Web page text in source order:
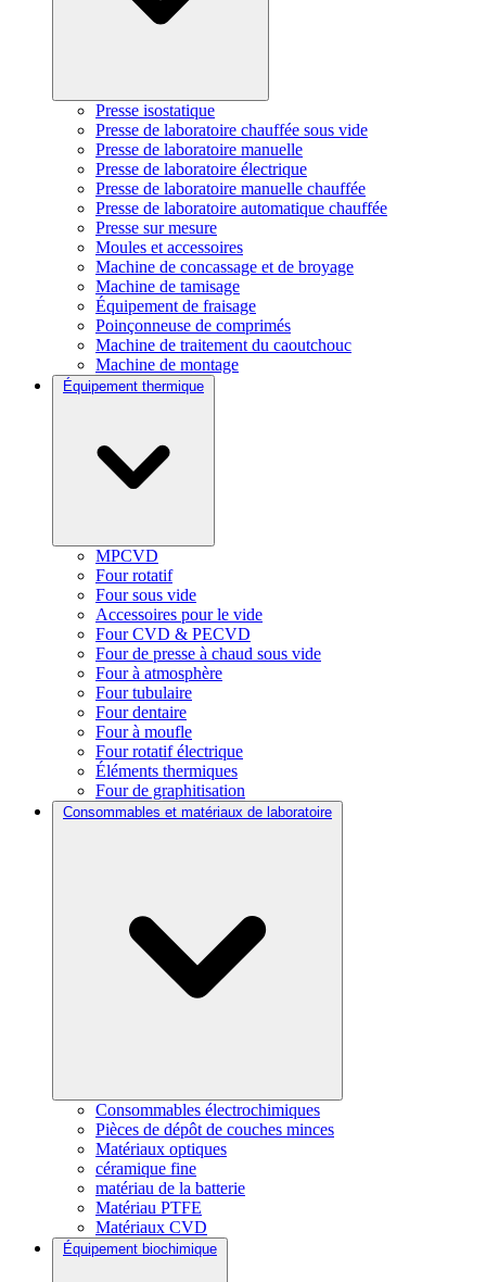
Presse isostatique
Presse de laboratoire chauffée sous vide
Presse de laboratoire manuelle
Presse de laboratoire électrique
Presse de laboratoire manuelle chauffée
Presse de laboratoire automatique chauffée
Presse sur mesure
Moules et accessoires
Machine de concassage et de broyage
Machine de tamisage
Équipement de fraisage
Poinçonneuse de comprimés
Machine de traitement du caoutchouc
Machine de montage
Équipement thermique
MPCVD
Four rotatif
Four sous vide
Accessoires pour le vide
Four CVD & PECVD
Four de presse à chaud sous vide
Four à atmosphère
Four tubulaire
Four dentaire
Four à moufle
Four rotatif électrique
Éléments thermiques
Four de graphitisation
Consommables et matériaux de laboratoire
Consommables électrochimiques
Pièces de dépôt de couches minces
Matériaux optiques
céramique fine
matériau de la batterie
Matériau PTFE
Matériaux CVD
Équipement biochimique